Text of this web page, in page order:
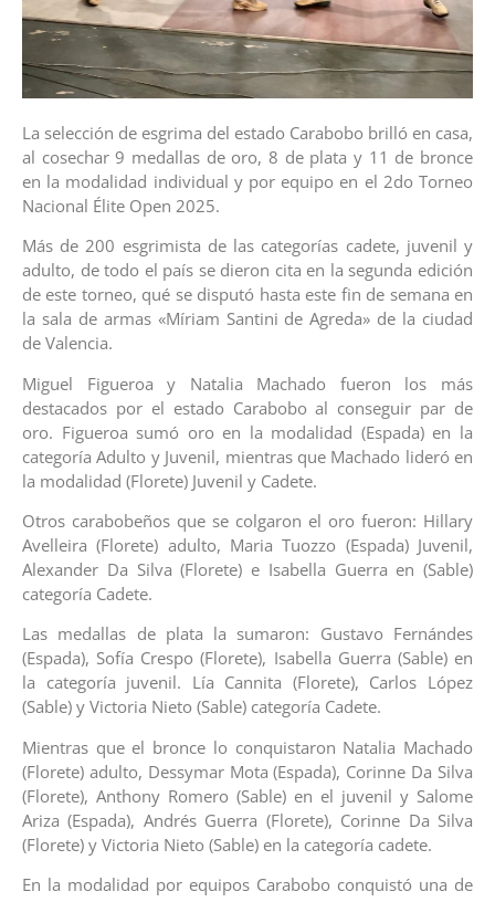
La selección de esgrima del estado Carabobo brilló en casa,
al cosechar 9 medallas de oro, 8 de plata y 11 de bronce
en la modalidad individual y por equipo en el 2do Torneo
Nacional Élite Open 2025.
Más de 200 esgrimista de las categorías cadete, juvenil y
adulto, de todo el país se dieron cita en la segunda edición
de este torneo, qué se disputó hasta este fin de semana en
la sala de armas «Míriam Santini de Agreda» de la ciudad
de Valencia.
Miguel Figueroa y Natalia Machado fueron los más
destacados por el estado Carabobo al conseguir par de
oro. Figueroa sumó oro en la modalidad (Espada) en la
categoría Adulto y Juvenil, mientras que Machado lideró en
la modalidad (Florete) Juvenil y Cadete.
Otros carabobeños que se colgaron el oro fueron: Hillary
Avelleira (Florete) adulto, Maria Tuozzo (Espada) Juvenil,
Alexander Da Silva (Florete) e Isabella Guerra en (Sable)
categoría Cadete.
Las medallas de plata la sumaron: Gustavo Fernándes
(Espada), Sofía Crespo (Florete), Isabella Guerra (Sable) en
la categoría juvenil. Lía Cannita (Florete), Carlos López
(Sable) y Victoria Nieto (Sable) categoría Cadete.
Mientras que el bronce lo conquistaron Natalia Machado
(Florete) adulto, Dessymar Mota (Espada), Corinne Da Silva
(Florete), Anthony Romero (Sable) en el juvenil y Salome
Ariza (Espada), Andrés Guerra (Florete), Corinne Da Silva
(Florete) y Victoria Nieto (Sable) en la categoría cadete.
En la modalidad por equipos Carabobo conquistó una de